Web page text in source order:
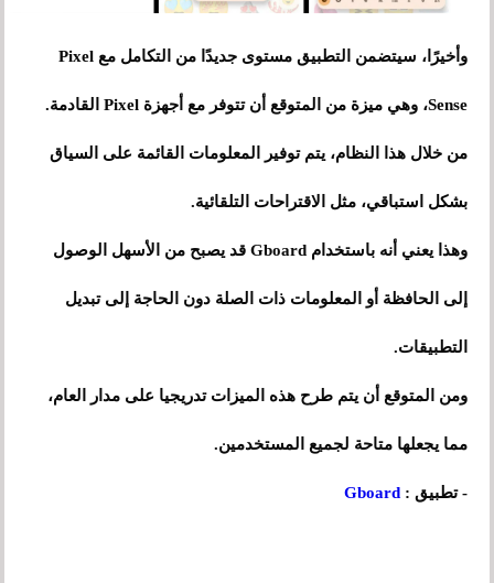
وأخيرًا، سيتضمن التطبيق مستوى جديدًا من التكامل مع Pixel
Sense، وهي ميزة من المتوقع أن تتوفر مع أجهزة Pixel القادمة.
من خلال هذا النظام، يتم توفير المعلومات القائمة على السياق
بشكل استباقي، مثل الاقتراحات التلقائية.
وهذا يعني أنه باستخدام Gboard قد يصبح من الأسهل الوصول
إلى الحافظة أو المعلومات ذات الصلة دون الحاجة إلى تبديل
التطبيقات.
ومن المتوقع أن يتم طرح هذه الميزات تدريجيا على مدار العام،
مما يجعلها متاحة لجميع المستخدمين.
- تطبيق :Gboard